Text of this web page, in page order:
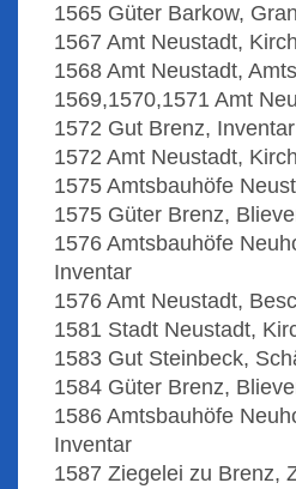
1565 Güter Barkow,
1567 Amt Neustadt,
1568 Amt Neustadt,
1569,1570,1571 Amt
1572 Gut Brenz, Inventar
1572 Amt Neustadt,
1575 Amtsbauhöfe
1575 Güter Brenz,
1576 Amtsbauhöfe
Inventar
1576 Amt Neustadt,
1581 Stadt Neustadt,
1583 Gut Steinbeck,
1584 Güter Brenz,
1586 Amtsbauhöfe
Inventar
1587 Ziegelei zu Brenz,